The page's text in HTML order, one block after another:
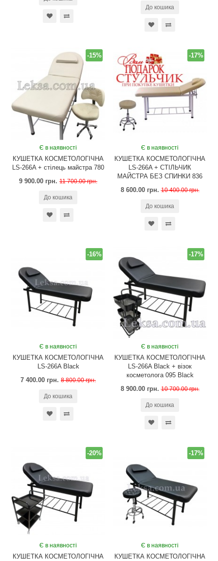
До кошика
Є в наявності
КУШЕТКА КОСМЕТОЛОГІЧНА
LS-266A + стілець майстра 780
9 900.00 грн. 11 700.00 грн.
-15%
До кошика
Є в наявності
КУШЕТКА КОСМЕТОЛОГІЧНА
LS-266A + СТІЛЬЧИК
МАЙСТРА БЕЗ СПИНКИ 836
8 600.00 грн. 10 400.00 грн.
-17%
До кошика
Є в наявності
КУШЕТКА КОСМЕТОЛОГІЧНА
LS-266A Black
7 400.00 грн. 8 800.00 грн.
-16%
До кошика
Є в наявності
КУШЕТКА КОСМЕТОЛОГІЧНА
LS-266A Black + візок
косметолога 095 Black
8 900.00 грн. 10 700.00 грн.
-17%
До кошика
Є в наявності
КУШЕТКА КОСМЕТОЛОГІЧНА
-20%
Є в наявності
КУШЕТКА КОСМЕТОЛОГІЧНА
-17%